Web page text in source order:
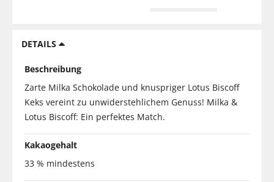
DETAILS
Beschreibung
Zarte Milka Schokolade und knuspriger Lotus Biscoff
Keks vereint zu unwiderstehlichem Genuss! Milka &
Lotus Biscoff: Ein perfektes Match.
Kakaogehalt
33 % mindestens